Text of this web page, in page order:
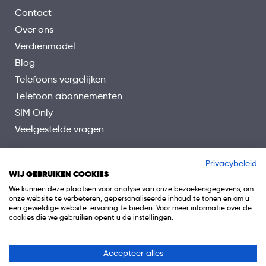
NETWERKEN
5G
Wifi
Bluetooth
GPS
NFC
Contact
Over ons
Verdienmodel
Blog
Telefoons vergelijken
Telefoon abonnementen
SIM Only
Veelgestelde vragen
Privacybeleid
WIJ GEBRUIKEN COOKIES
We kunnen deze plaatsen voor analyse van onze bezoekersgegevens, om
onze website te verbeteren, gepersonaliseerde inhoud te tonen en om u
een geweldige website-ervaring te bieden. Voor meer informatie over de
cookies die we gebruiken opent u de instellingen.
Accepteer alles